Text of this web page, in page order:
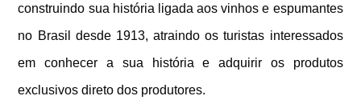
construindo sua história ligada aos vinhos e espumantes
no Brasil desde 1913, atraindo os turistas interessados
em conhecer a sua história e adquirir os produtos
exclusivos direto dos produtores.